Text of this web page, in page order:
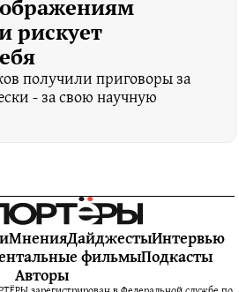
рискует
получили приговоры за
- за свою научную
МненияДайджестыИнтервью
фильмыПодкасты
Авторы